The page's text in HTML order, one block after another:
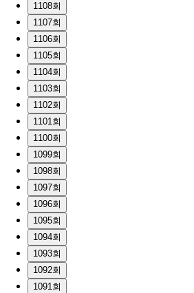
1108회
1107회
1106회
1105회
1104회
1103회
1102회
1101회
1100회
1099회
1098회
1097회
1096회
1095회
1094회
1093회
1092회
1091회